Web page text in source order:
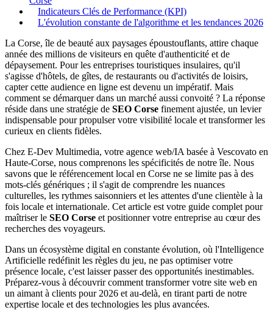
Indicateurs Clés de Performance (KPI)
L'évolution constante de l'algorithme et les tendances 2026
La Corse, île de beauté aux paysages époustouflants, attire chaque
année des millions de visiteurs en quête d'authenticité et de
dépaysement. Pour les entreprises touristiques insulaires, qu'il
s'agisse d'hôtels, de gîtes, de restaurants ou d'activités de loisirs,
capter cette audience en ligne est devenu un impératif. Mais
comment se démarquer dans un marché aussi convoité ? La réponse
réside dans une stratégie de SEO Corse finement ajustée, un levier
indispensable pour propulser votre visibilité locale et transformer les
curieux en clients fidèles.
Chez E-Dev Multimedia, votre agence web/IA basée à Vescovato en
Haute-Corse, nous comprenons les spécificités de notre île. Nous
savons que le référencement local en Corse ne se limite pas à des
mots-clés génériques ; il s'agit de comprendre les nuances
culturelles, les rythmes saisonniers et les attentes d'une clientèle à la
fois locale et internationale. Cet article est votre guide complet pour
maîtriser le SEO Corse et positionner votre entreprise au cœur des
recherches des voyageurs.
Dans un écosystème digital en constante évolution, où l'Intelligence
Artificielle redéfinit les règles du jeu, ne pas optimiser votre
présence locale, c'est laisser passer des opportunités inestimables.
Préparez-vous à découvrir comment transformer votre site web en
un aimant à clients pour 2026 et au-delà, en tirant parti de notre
expertise locale et des technologies les plus avancées.